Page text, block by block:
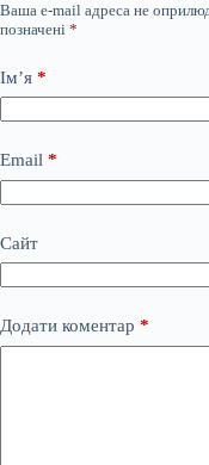
Ваша e-mail адреса не
позначені *
Ім’я *
Email *
Сайт
Додати коментар *